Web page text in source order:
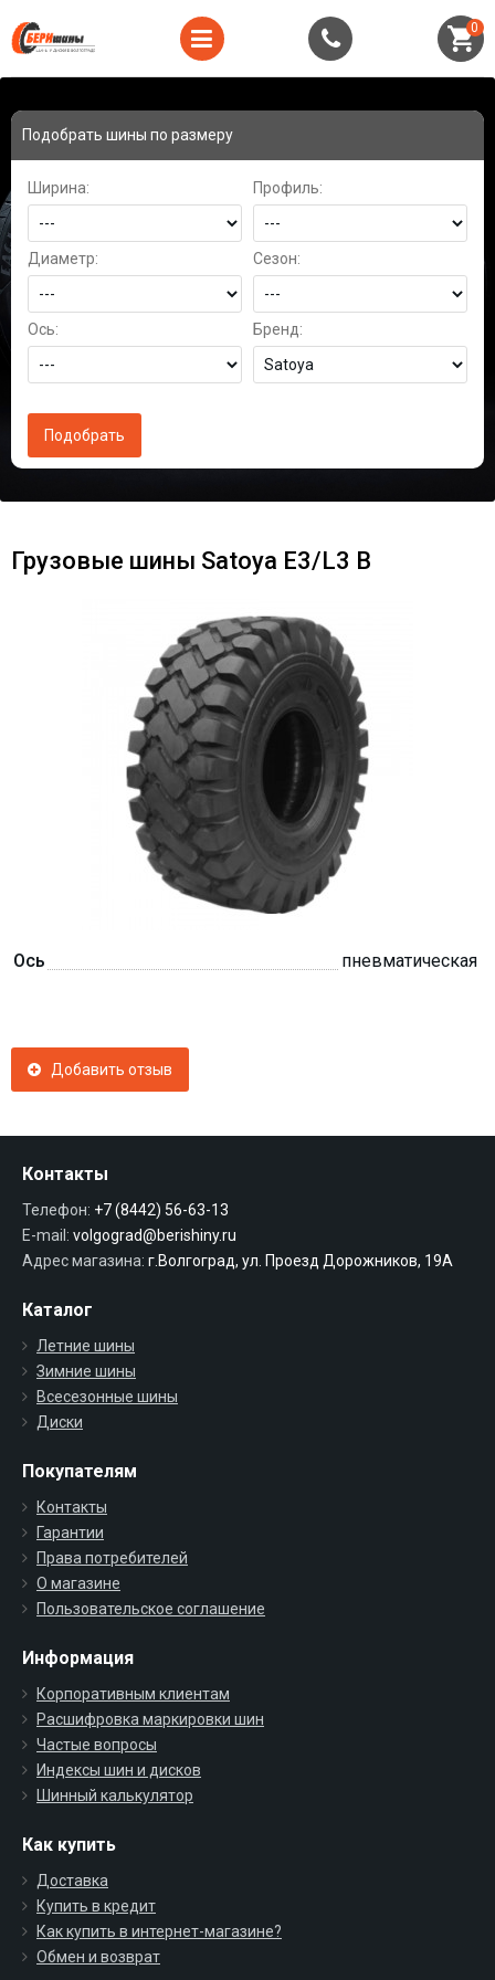
0
Подобрать шины по размеру
Ширина: Профиль:
Диаметр: Сезон:
Ось: Бренд:
Грузовые шины Satoya E3/L3 B
Ось пневматическая
Добавить отзыв
Контакты
Телефон: +7 (8442) 56-63-13
E-mail: volgograd@berishiny.ru
Адрес магазина: г.Волгоград, ул. Проезд Дорожников, 19А
Каталог
Летние шины
Зимние шины
Всесезонные шины
Диски
Покупателям
Контакты
Гарантии
Права потребителей
О магазине
Пользовательское соглашение
Информация
Корпоративным клиентам
Расшифровка маркировки шин
Частые вопросы
Индексы шин и дисков
Шинный калькулятор
Как купить
Доставка
Купить в кредит
Как купить в интернет-магазине?
Обмен и возврат